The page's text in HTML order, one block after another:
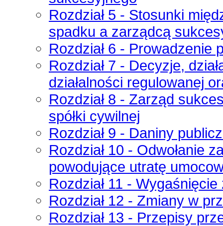
Rozdział 5 - Stosunki
spadku a zarządcą
Rozdział 6 - Prowadzenie
Rozdział 7 - Decyzje,
działalności regulowanej
Rozdział 8 - Zarząd
spółki cywilnej
Rozdział 9 - Daniny
Rozdział 10 - Odwołanie
powodujące utratę
Rozdział 11 -
Rozdział 12 - Zmiany w
Rozdział 13 - Przepisy